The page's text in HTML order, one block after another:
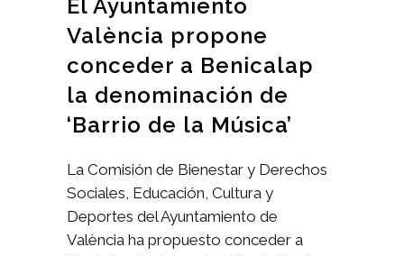
El Ayuntamiento
València propone
conceder a Benicalap
la denominación de
‘Barrio de la Música’
La Comisión de Bienestar y Derechos
Sociales, Educación, Cultura y
Deportes del Ayuntamiento de
València ha propuesto conceder a